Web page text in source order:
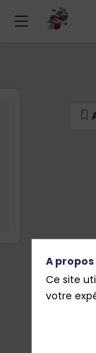
A
Ce site
votre